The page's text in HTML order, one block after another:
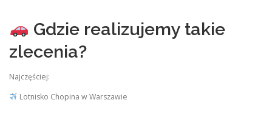
Gdzie realizujemy takie
zlecenia?
Najczęściej:
Lotnisko Chopina w Warszawie